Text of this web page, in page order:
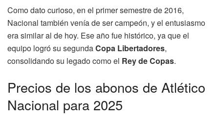
Como dato curioso, en el primer semestre de 2016,
Nacional también venía de ser campeón, y el entusiasmo
era similar al de hoy. Ese año fue histórico, ya que el
equipo logró su segundaCopa Libertadores,
consolidando su legado como el Rey de Copas.
Precios de los abonos de Atlético
Nacional para 2025